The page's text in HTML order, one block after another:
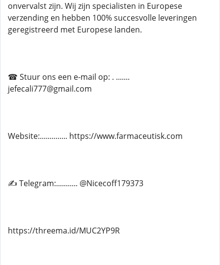
onvervalst zijn. Wij zijn specialisten in Europese
verzending en hebben 100% succesvolle leveringen
geregistreerd met Europese landen.
☎ Stuur ons een e-mail op: . .......
jefecali777@gmail.com
Website:.............. https://www.farmaceutisk.com
✍ Telegram:........... @Nicecoff179373
https://threema.id/MUC2YP9R